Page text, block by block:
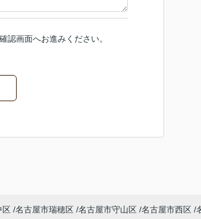
認画面へお進みください。
区 名古屋市瑞穂区 名古屋市守山区 名古屋市西区